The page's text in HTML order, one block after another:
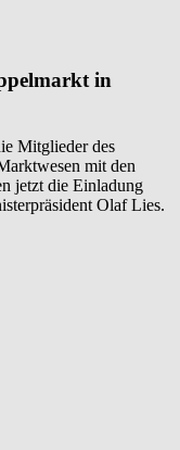
in
Mitglieder des
mit den
jetzt die Einladung
Olaf Lies.